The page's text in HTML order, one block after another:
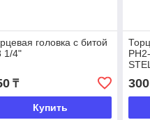
головка с битой
1/4"
₸
Купить
300